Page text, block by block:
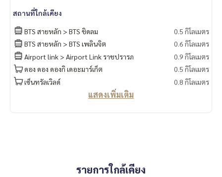
LINE ID : @BPP2019
-
#Kong
สถานที่ใกล้เคียง
BTS สายหลัก > BTS ชิดลม
0.5 กิโลเมตร
BTS สายหลัก > BTS เพลินจิต
0.6 กิโลเมตร
Airport link > Airport Link ราชปรารภ
0.9 กิโลเมตร
ดอง ดอง ดองกิ เดอะมาร์เก็ต
0.5 กิโลเมตร
เซ็นทรัลเวิลด์
0.8 กิโลเมตร
แสดงเพิ่มเติม
รายการใกล้เคียง